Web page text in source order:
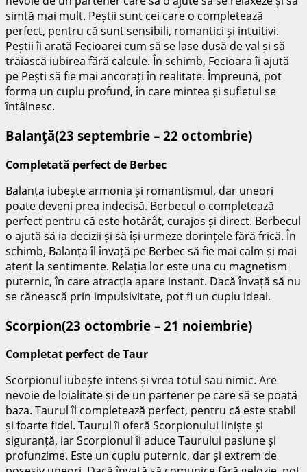
simtă mai mult. Peștii sunt cei care o completează
perfect, pentru că sunt sensibili, romantici și intuitivi.
Peștii îi arată Fecioarei cum să se lase dusă de val și să
trăiască iubirea fără calcule. În schimb, Fecioara îi ajută
pe Pești să fie mai ancorați în realitate. Împreună, pot
forma un cuplu profund, în care mintea și sufletul se
întâlnesc.
Balanţă(23 septembrie – 22 octombrie)
Completată perfect de Berbec
Balanța iubește armonia și romantismul, dar uneori
poate deveni prea indecisă. Berbecul o completează
perfect pentru că este hotărât, curajos și direct. Berbecul
o ajută să ia decizii și să își urmeze dorințele fără frică. În
schimb, Balanța îl învață pe Berbec să fie mai calm și mai
atent la sentimente. Relația lor este una cu magnetism
puternic, în care atracția apare instant. Dacă învață să nu
se rănească prin impulsivitate, pot fi un cuplu ideal.
Scorpion(23 octombrie – 21 noiembrie)
Completat perfect de Taur
Scorpionul iubește intens și vrea totul sau nimic. Are
nevoie de loialitate și de un partener pe care să se poată
baza. Taurul îl completează perfect, pentru că este stabil
și foarte fidel. Taurul îi oferă Scorpionului liniște și
siguranță, iar Scorpionul îi aduce Taurului pasiune și
profunzime. Este un cuplu puternic, dar și extrem de